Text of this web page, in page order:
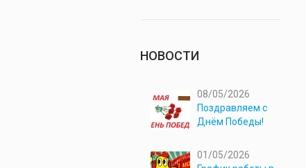
НОВОСТИ
08/05/2026
Поздравляем с
Днём Победы!
01/05/2026